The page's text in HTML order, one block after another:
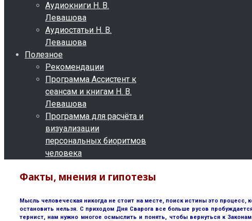
Аудиокниги Н. В.
Левашова
Аудиостатьи Н. В.
Левашова
Полезное
Рекомендации
Программа Ассистент к
сеансам и книгам Н. В.
Левашова
Программа для расчёта и
визуализации
персональных биоритмов
человека
Факты, мнения и гипотезы
Мысль человеческая никогда не стоит на месте, поиск истины это
остановить нельзя. С приходом Дня Сварога все больше русов
тернист, нам нужно многое осмыслить и понять, чтобы вернуться к